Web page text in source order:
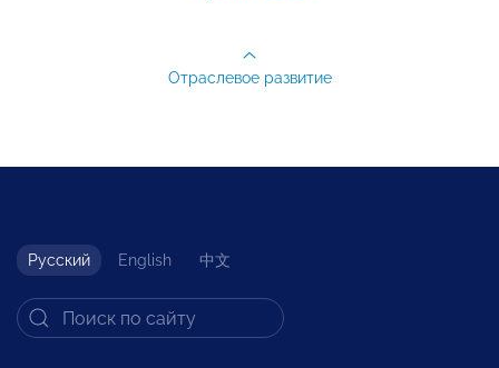
Отраслевое развитие
Русский English 中文